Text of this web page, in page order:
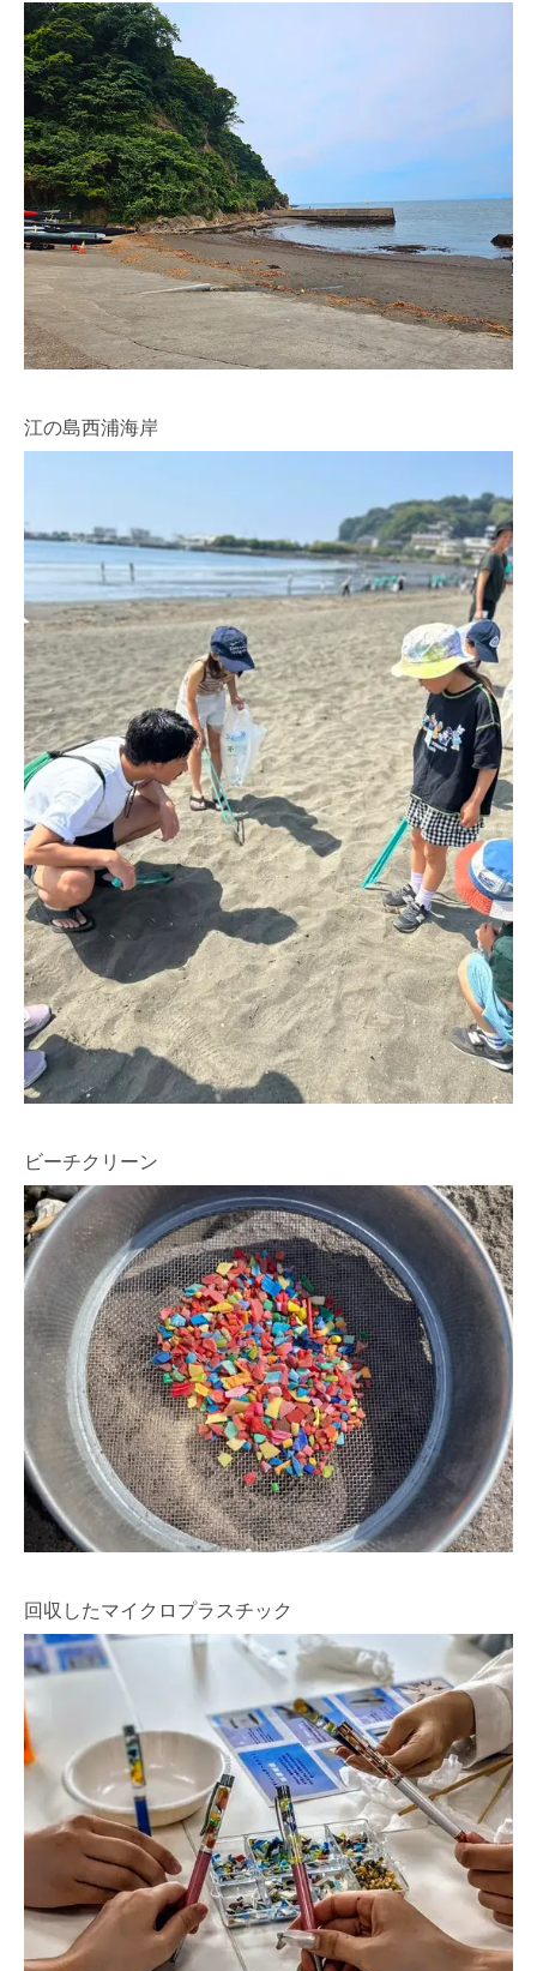
江の島西浦海岸
ビーチクリーン
回収したマイクロプラスチック